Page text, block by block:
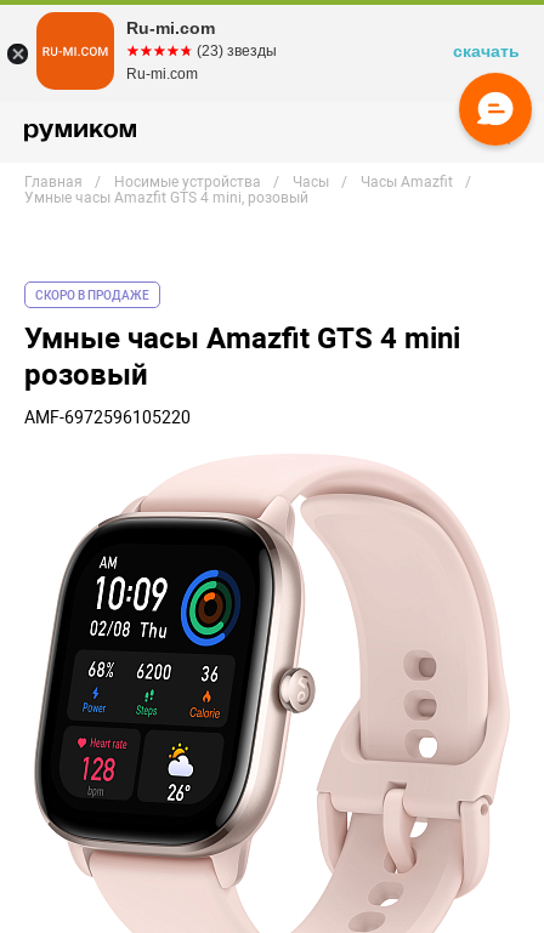
Главная Носимые устройства Часы
Часы Amazfit
Умные часы Amazfit GTS 4 mini, розовый
СКОРО В ПРОДАЖЕ
Умные часы Amazfit GTS 4 mini
розовый
AMF-6972596105220
Ru-mi.com
☆☆☆☆☆
★★★★★ (23) звезды
Ru-mi.com
скачать